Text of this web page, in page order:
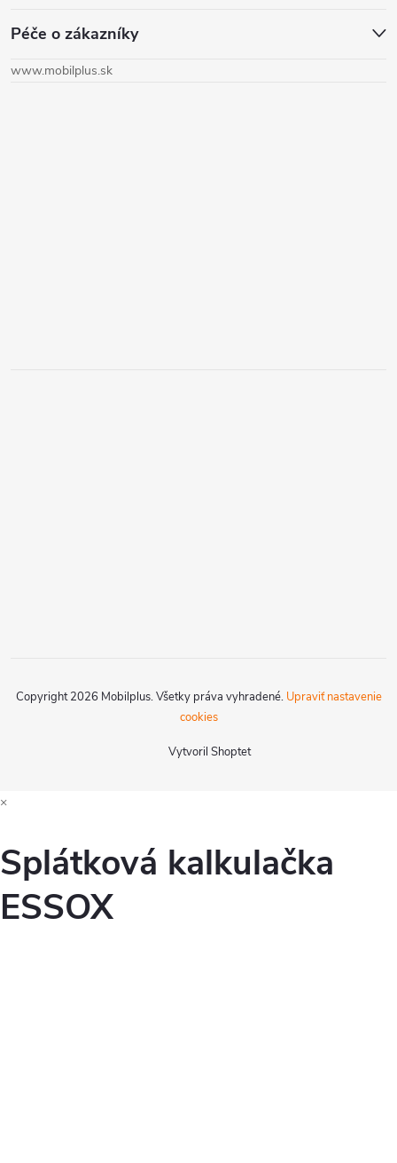
pPéče o zákazníky
www.mobilplus.sk
Vytvoril Shoptet
Copyright 2026 Mobilplus. Všetky práva vyhradené. Upraviť nastavenie
cookies
×
Splátková kalkulačka
ESSOX